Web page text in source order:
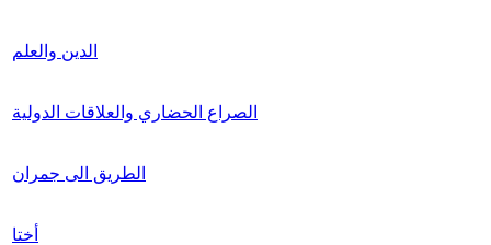
الدين والعلم
الصراع الحضاري والعلاقات الدولية
الطريق الى جمران
أختا